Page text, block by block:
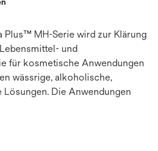
Plus™ MH-Serie wird zur Klärung
und
für kosmetische Anwendungen
wässrige, alkoholische,
Die Anwendungen